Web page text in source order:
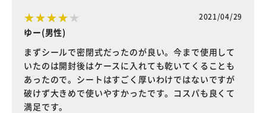
2021/04/29
ゆー(男性)
まずシールで密閉式だったのが良い。今まで使用して
いたのは開封後はケースに入れても乾いてくることも
あったので。シートはすごく厚いわけではないですが
破けず大きめで使いやすかったです。コスパも良くて
満足です。